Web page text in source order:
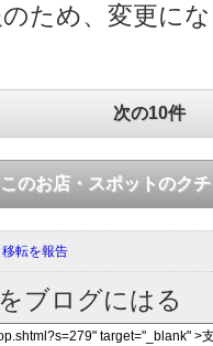
ため、変更に
次の10件
このお店・スポットのク
転を報告
ブログにはる